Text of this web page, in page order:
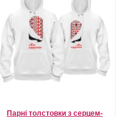
Парні толстовки з серцем-